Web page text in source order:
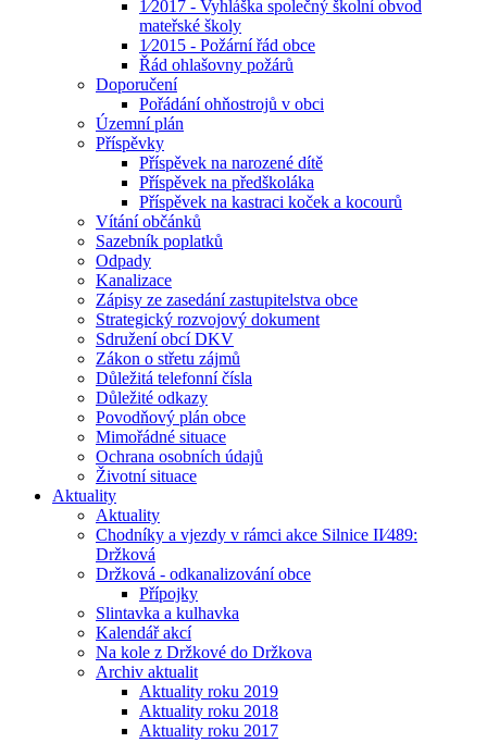
1⁄2017 - Vyhláška společný školní obvod
mateřské školy
1⁄2015 - Požární řád obce
Řád ohlašovny požárů
Doporučení
Pořádání ohňostrojů v obci
Územní plán
Příspěvky
Příspěvek na narozené dítě
Příspěvek na předškoláka
Příspěvek na kastraci koček a kocourů
Vítání občánků
Sazebník poplatků
Odpady
Kanalizace
Zápisy ze zasedání zastupitelstva obce
Strategický rozvojový dokument
Sdružení obcí DKV
Zákon o střetu zájmů
Důležitá telefonní čísla
Důležité odkazy
Povodňový plán obce
Mimořádné situace
Ochrana osobních údajů
Životní situace
Aktuality
Aktuality
Chodníky a vjezdy v rámci akce Silnice II⁄489:
Držková
Držková - odkanalizování obce
Přípojky
Slintavka a kulhavka
Kalendář akcí
Na kole z Držkové do Držkova
Archiv aktualit
Aktuality roku 2019
Aktuality roku 2018
Aktuality roku 2017